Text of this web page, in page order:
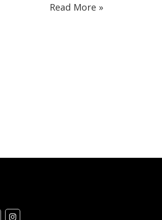
Read More »